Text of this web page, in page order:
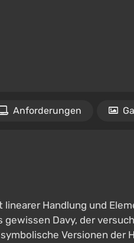
Anforderungen
Handlung und
Davy, der
Versionen der